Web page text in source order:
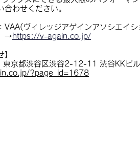
決定🎊
合わせください。
VAA(ヴィレッジアゲインアソシエイシ
https://v-again.co.jp/
】
京都渋谷区渋谷2-12-11 渋谷KKビ
?page_id=1678